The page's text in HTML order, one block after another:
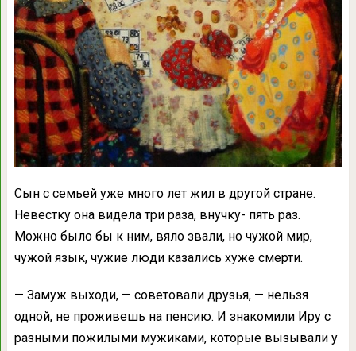
Сын с семьей уже много лет жил в другой стране.
Невестку она видела три раза, внучку- пять раз.
Можно было бы к ним, вяло звали, но чужой мир,
чужой язык, чужие люди казались хуже смерти.
— Замуж выходи, — советовали друзья, — нельзя
одной, не проживешь на пенсию. И знакомили Иру с
разными пожилыми мужиками, которые вызывали у